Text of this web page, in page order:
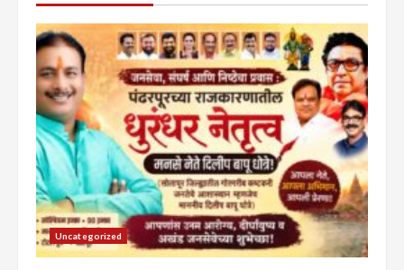
Uncategorized